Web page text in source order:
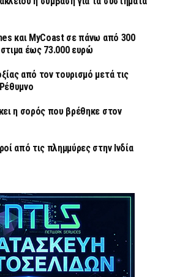
και MyCoast σε πάνω από 300
έως 73.000 ευρώ
από τον τουρισμό μετά τις
η σορός που βρέθηκε στον
από τις πλημμύρες στην Ινδία